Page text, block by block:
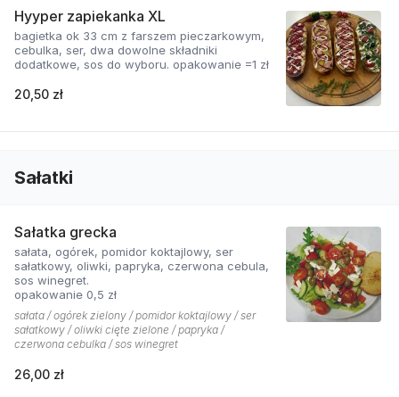
Hyyper zapiekanka XL
bagietka ok 33 cm z farszem pieczarkowym,
cebulka, ser, dwa dowolne składniki
dodatkowe, sos do wyboru. opakowanie =1 zł
20,50 zł
Sałatki
Sałatka grecka
sałata, ogórek, pomidor koktajlowy, ser
sałatkowy, oliwki, papryka, czerwona cebula,
sos winegret.
opakowanie 0,5 zł
sałata / ogórek zielony / pomidor koktajlowy / ser
sałatkowy / oliwki cięte zielone / papryka /
czerwona cebulka / sos winegret
26,00 zł